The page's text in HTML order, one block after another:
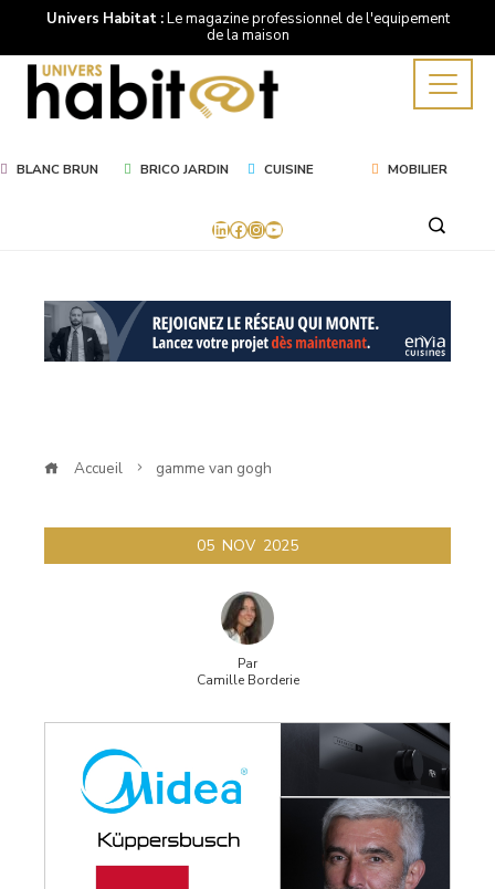
Univers Habitat :Le magazine professionnel de l'equipement
de la maison
BLANC BRUN BRICO JARDIN CUISINE MOBILIER
LinkedIn
Facebook
Instagram
YouTube
Mot
Clé
van
gogh
Accueil gamme van gogh
05 NOV 2025
Par
Camille Borderie